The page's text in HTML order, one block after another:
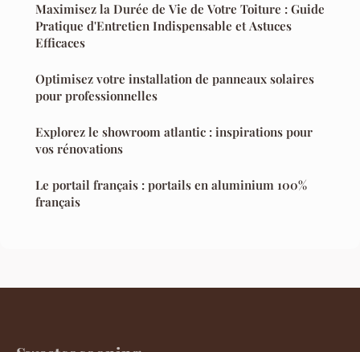
Maximisez la Durée de Vie de Votre Toiture : Guide
Pratique d'Entretien Indispensable et Astuces
Efficaces
Optimisez votre installation de panneaux solaires
pour professionnelles
Explorez le showroom atlantic : inspirations pour
vos rénovations
Le portail français : portails en aluminium 100%
français